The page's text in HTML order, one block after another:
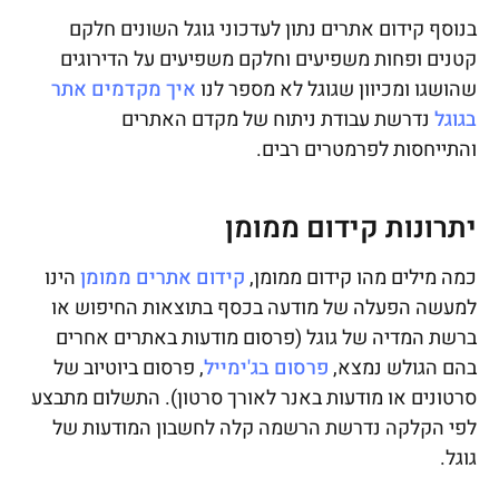
בנוסף קידום אתרים נתון לעדכוני גוגל השונים חלקם
קטנים ופחות משפיעים וחלקם משפיעים על הדירוגים
שהושגו ומכיוון שגוגל לא מספר לנואיך מקדמים אתר
בגוגל נדרשת עבודת ניתוח של מקדם האתרים
והתייחסות לפרמטרים רבים.
יתרונות קידום ממומן
כמה מילים מהו קידום ממומן,קידום אתרים ממומןהינו
למעשה הפעלה של מודעה בכסף בתוצאות החיפוש או
ברשת המדיה של גוגל (פרסום מודעות באתרים אחרים
בהם הגולש נמצא,פרסום בג'ימייל, פרסום ביוטיוב של
סרטונים או מודעות באנר לאורך סרטון). התשלום מתבצע
לפי הקלקה נדרשת הרשמה קלה לחשבון המודעות של
גוגל.